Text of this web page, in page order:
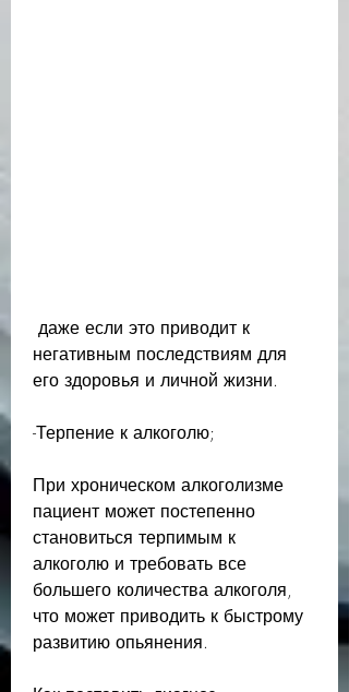
негативным последствиям для
его здоровья и личной жизни.
-Терпение к алкоголю;
При хроническом алкоголизме
пациент может постепенно
становиться терпимым к
алкоголю и требовать все
большего количества алкоголя,
что может приводить к быстрому
развитию опьянения.